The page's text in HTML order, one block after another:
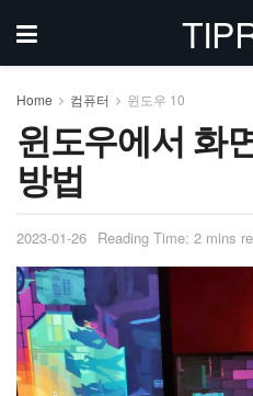
Home 컴퓨터 윈도우 10
윈도우에서 화
방법
2023-01-26 Reading Time: 2 mins